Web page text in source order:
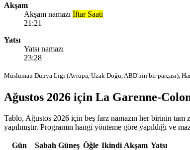
Akşam
Akşam namazı İftar Saati
21:21
Yatsı
Yatsı namazı
23:28
Müslüman Dünya Ligi (Avrupa, Uzak Doğu, ABD'nin bir parçası),
Ağustos 2026 için La Garenne-
Tablo, Ağustos 2026 için beş farz namazın her birinin tam
yapılmıştır. Programın hangi yönteme göre yapıldığı ve
Gün Sabah Güneş Öğle Ikindi Akşam Yatsı